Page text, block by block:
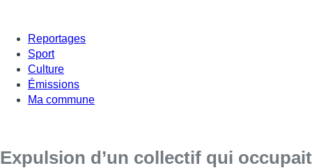
Reportages
Sport
Culture
Émissions
Ma commune
Expulsion d’un collectif qui occupait